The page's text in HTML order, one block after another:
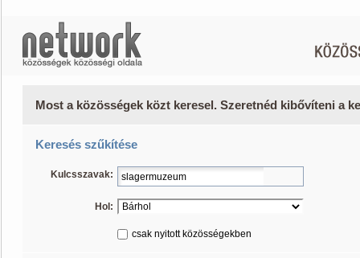
Most a közösségek közt keresel. Szeretnéd kibővíteni a
Keresés szűkítése
Kulcsszavak:
Hol:
csak nyitott közösségekben